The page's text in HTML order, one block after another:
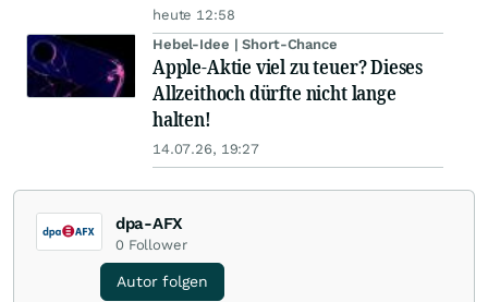
heute 12:58
Hebel-Idee | Short-Chance
Apple-Aktie viel zu teuer? Dieses
Allzeithoch dürfte nicht lange
halten!
14.07.26, 19:27
dpa-AFX
0 Follower
Autor folgen